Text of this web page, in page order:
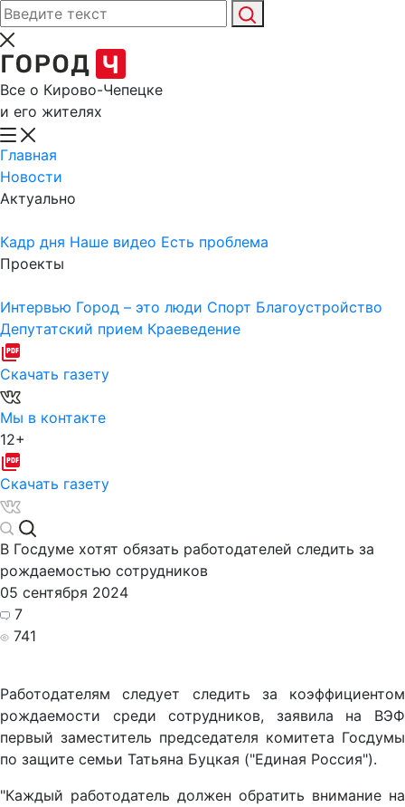
Все о Кирово-Чепецке
и его жителях
Главная
Новости
Актуально
Кадр дня Наше видео Есть проблема
Проекты
Интервью Город – это люди Спорт Благоустройство
Депутатский прием Краеведение
Скачать газету
Мы в контакте
12+
Скачать газету
В Госдуме хотят обязать работодателей следить за
рождаемостью сотрудников
05 сентября 2024
7
741
Работодателям следует следить за коэффициентом
рождаемости среди сотрудников, заявила на ВЭФ
первый заместитель председателя комитета Госдумы
по защите семьи Татьяна Буцкая ("Единая Россия").
"Каждый работодатель должен обратить внимание на